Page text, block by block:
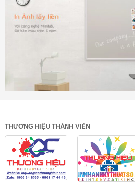
THƯƠNG HIỆU THÀNH VIÊN